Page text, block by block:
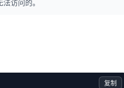
访问的。
复制